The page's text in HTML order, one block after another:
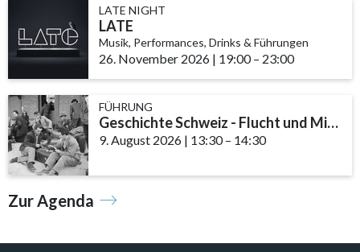
LATE NIGHT
LATE
Musik, Performances, Drinks & Führungen
26. November 2026 | 19:00– 23:00
FÜHRUNG
Geschichte Schweiz - Flucht und Migration
9. August 2026 | 13:30accessibility.time_to
– 14:30
Zur Agenda